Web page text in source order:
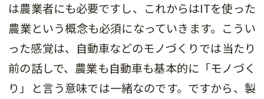
は農業者にも必要ですし、これからはITを使った
農業という概念も必須になっていきます。こうい
った感覚は、自動車などのモノづくりでは当たり
前の話しで、農業も自動車も基本的に「モノづく
り」と言う意味では一緒なのです。ですから、製